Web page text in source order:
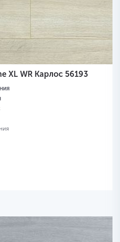
XL WR Карлос 56193